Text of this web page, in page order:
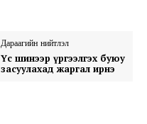
Дараагийн нийтлэл
Үс шинээр үргээлгэх буюу
засуулахад жаргал ирнэ